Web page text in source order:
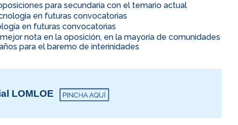
para secundaria con el temario actual
en futuras convocatorias
en futuras convocatorias
nota en la oposición, en la mayoría de comunidades
para el baremo de interinidades
LOMLOE